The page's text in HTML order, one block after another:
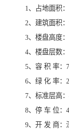
1、占地面积
2、建筑面积
3、楼盘高度
4、楼盘层数
5、容 积 率：
6、绿 化 率：
7、标准层高
8、停 车 位：
9、开 发 商：